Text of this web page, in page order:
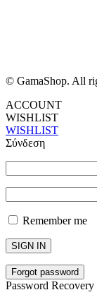
© GamaShop. All
ACCOUNT
WISHLIST
WISHLIST
Σύνδεση
Remember me
SIGN IN
Forgot password
Password Recovery